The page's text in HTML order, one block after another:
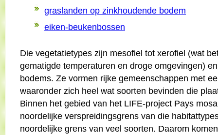
graslanden op zinkhoudende bodem
eiken-beukenbossen
Die vegetatietypes zijn mesofiel tot xerofiel (wat
gematigde temperaturen en droge omgevingen)
bodems. Ze vormen rijke gemeenschappen met
waaronder zich heel wat soorten bevinden die
Binnen het gebied van het LIFE-project Pays
noordelijke verspreidingsgrens van die
noordelijke grens van veel soorten. Daarom